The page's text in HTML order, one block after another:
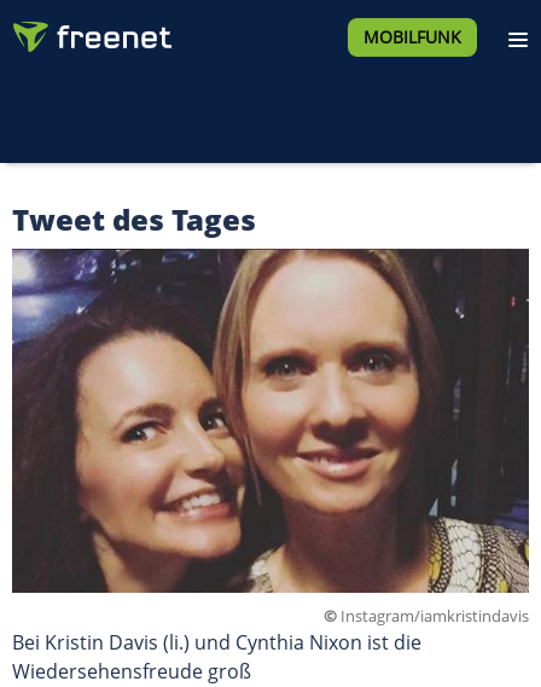
MOBILFUNK
Tweet des Tages
© Instagram/iamkristindavis
Bei Kristin Davis (li.) und Cynthia Nixon ist die
Wiedersehensfreude groß